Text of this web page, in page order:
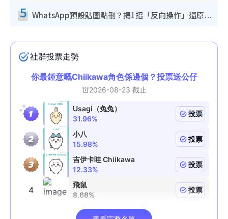
5 WhatsApp預設貼圖點刪？揭1招「反向操作」還原簡潔介面 附3步實測教學